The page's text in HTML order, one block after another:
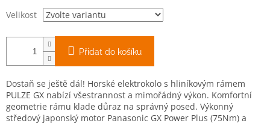
Velikost
Přidat do košíku
Dostaň se ještě dál! Horské elektrokolo s hliníkovým rámem
PULZE GX nabízí všestrannost a mimořádný výkon. Komfortní
geometrie rámu klade důraz na správný posed. Výkonný
středový japonský motor Panasonic GX Power Plus (75Nm) a